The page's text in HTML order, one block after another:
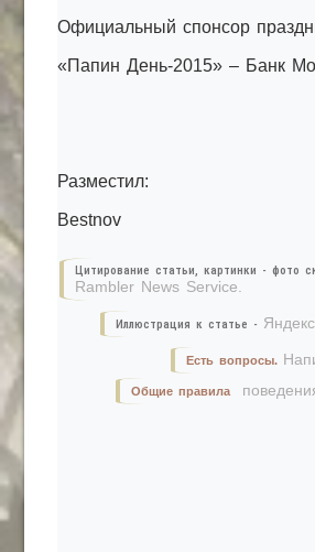
Официальный спонсор
«Папин День-2015» – Банк
Разместил:
Bestnov
Цитирование статьи, картинки - фото
Rambler News Service.
Иллюстрация к статье -
Есть вопросы.
Общие правила